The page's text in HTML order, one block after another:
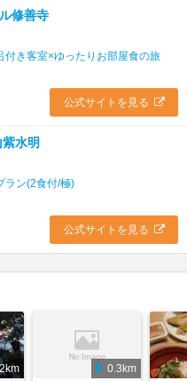
修善寺
付き客室×ゆったりお部屋食の旅
公式サイトを見る
水明
ラン(2食付/極)
公式サイトを見る
0.3km